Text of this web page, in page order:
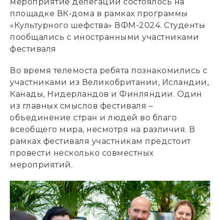
площадке ВК-дома в рамках программы
«Культурного шефства» ВФМ-2024. Студенты
пообщались с иностранными участниками
фестиваля
Во время телемоста ребята познакомились с
участниками из Великобритании, Исландии,
Канады, Нидерландов и Финляндии. Один
из главных смыслов фестиваля –
объединение стран и людей во благо
всеобщего мира, несмотря на различия. В
рамках фестиваля участникам предстоит
провести несколько совместных
мероприятий.